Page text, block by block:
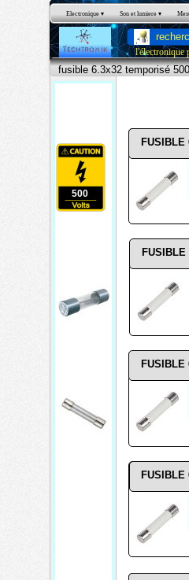
Electronique ▾ Son et lumiere ▾
l'électronique
FUSIBLE
fusible 6.3x32 temporisé
6.3x
32
Vac
FUSIBLE
FUSIBLE
500